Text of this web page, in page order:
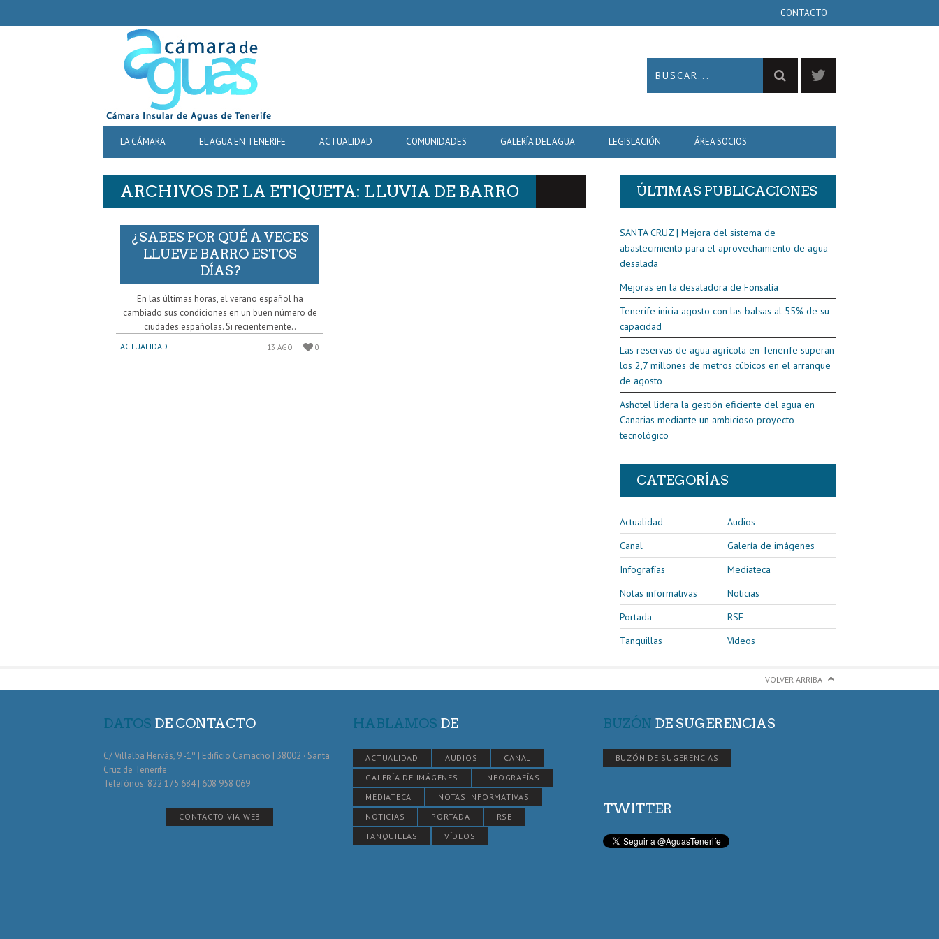
NAVIGATION
CONTACTO
PRIMARY
NAVIGATION
LA CÁMARA EL AGUA EN TENERIFE ACTUALIDAD COMUNIDADES GALERÍA DEL AGUA LEGISLACIÓN ÁREA SOCIOS
ARCHIVOS DE LA ETIQUETA: LLUVIA DE BARRO
¿SABES POR QUÉ A VECES
LLUEVE BARRO ESTOS
DÍAS?
En las últimas horas, el verano español ha
cambiado sus condiciones en un buen número de
ciudades españolas. Si recientemente..
ACTUALIDAD 13 AGO 0
ÚLTIMAS PUBLICACIONES
SANTA CRUZ | Mejora del sistema de
abastecimiento para el aprovechamiento de agua
desalada
Mejoras en la desaladora de Fonsalía
Tenerife inicia agosto con las balsas al 55% de su
capacidad
Las reservas de agua agrícola en Tenerife superan
los 2,7 millones de metros cúbicos en el arranque
de agosto
Ashotel lidera la gestión eficiente del agua en
Canarias mediante un ambicioso proyecto
tecnológico
CATEGORÍAS
Actualidad
Audios
Canal
Galería de imágenes
Infografías
Mediateca
Notas informativas
Noticias
Portada
RSE
Tanquillas
Vídeos
VOLVER ARRIBA
DATOS DE CONTACTO
C/ Villalba Hervás, 9 -1º | Edificio Camacho | 38002 · Santa
Cruz de Tenerife
Telefónos: 822 175 684 | 608 958 069
CONTACTO VÍA WEB
HABLAMOS DE
ACTUALIDAD AUDIOS
CANAL
GALERÍA DE IMÁGENES
INFOGRAFÍAS
MEDIATECA
NOTAS INFORMATIVAS
NOTICIAS
PORTADA
RSE
TANQUILLAS
VÍDEOS
BUZÓN DE SUGERENCIAS
BUZÓN DE SUGERENCIAS
TWITTER